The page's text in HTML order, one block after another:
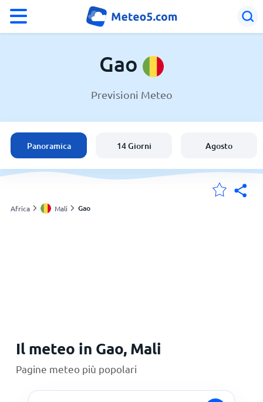
Mali
Italia
Svizzera
Gao
Previsioni Meteo
Panoramica 14 Giorni Agosto
Africa Mali Gao
Il meteo in Gao, Mali
Pagine meteo più popolari